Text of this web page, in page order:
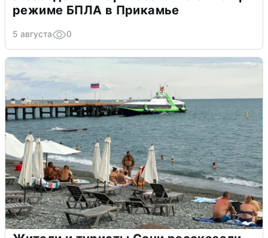
режиме БПЛА в Прикамье
5 августа 0